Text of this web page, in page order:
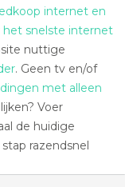
internet en
het snelste internet
nuttige
. Geen tv en/of
met alleen
Voer
de huidige
razendsnel